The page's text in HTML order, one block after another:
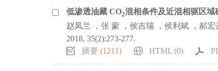
低渗透油藏 CO2混相条件及近混相驱区域
赵凤兰 ，张 蒙 ，侯吉瑞 ，侯利斌 ，郝宏
2018, 35(2):273-277.
摘要 (1211) HTML (0)